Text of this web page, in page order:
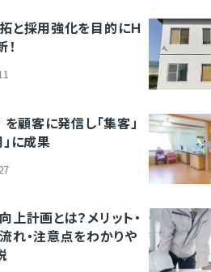
と採用強化を目的にＨ
顧客に発信し「集客」
」に成果
上計画とは？メリット・
れ・注意点をわかりや